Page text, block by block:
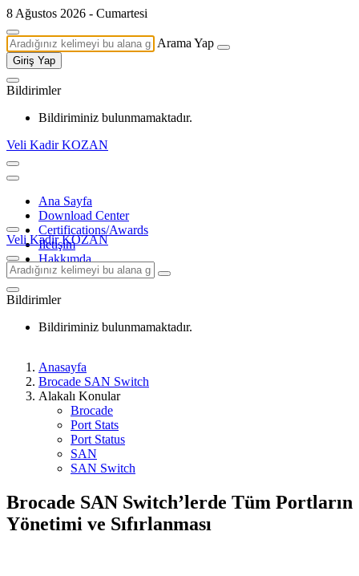
8 Ağustos 2026 - Cumartesi
Arama Yap
Giriş Yap
Bildirimler
Bildiriminiz bulunmamaktadır.
Veli Kadir KOZAN
Ana Sayfa
Download Center
Certifications/Awards
İletişim
Hakkımda
Veli Kadir KOZAN
Bildirimler
Bildiriminiz bulunmamaktadır.
Anasayfa
Brocade SAN Switch
Alakalı Konular
Brocade
Port Stats
Port Status
SAN
SAN Switch
Brocade SAN Switch’lerde Tüm Portların
Yönetimi ve Sıfırlanması